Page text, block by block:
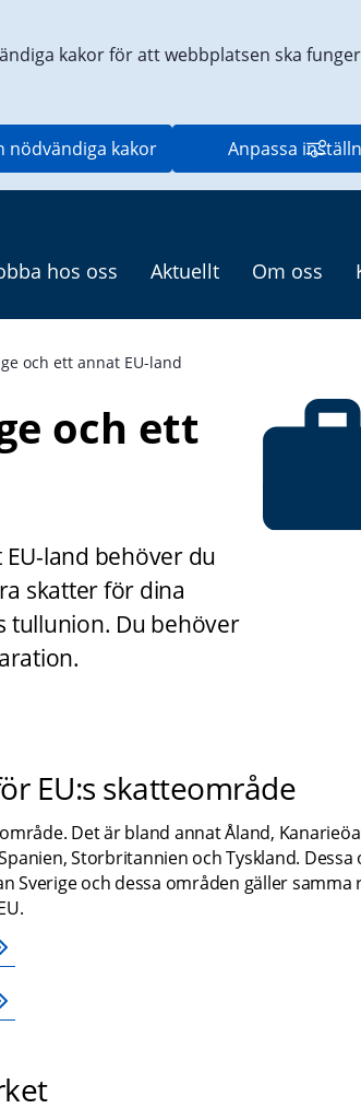
kakor för att webbplatsen ska
nödvändiga kakor Anpassa
hos oss Aktuellt Om oss
och ett annat EU-land
och ett
land behöver du
skatter för dina
tullunion. Du behöver
EU:s skatteområde
Det är bland annat Åland,
Storbritannien och Tyskland.
Sverige och dessa områden gäller samma